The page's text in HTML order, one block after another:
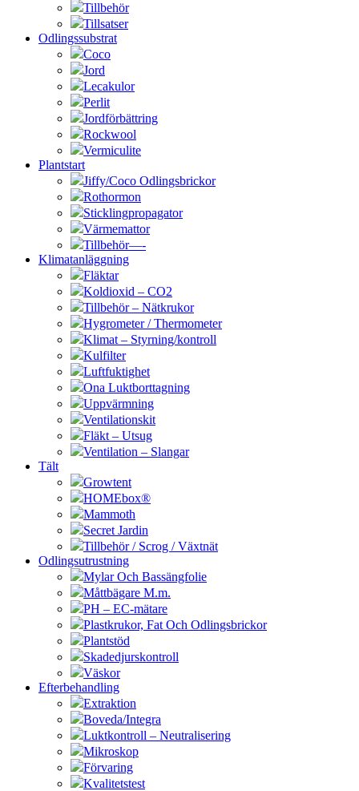
Tillbehör
Tillsatser
Odlingssubstrat
Coco
Jord
Lecakulor
Perlit
Jordförbättring
Rockwool
Vermiculite
Plantstart
Jiffy/Coco Odlingsbrickor
Rothormon
Sticklingpropagator
Värmemattor
Tillbehör—-
Klimatanläggning
Fläktar
Koldioxid – CO2
Tillbehör – Nätkrukor
Hygrometer / Thermometer
Klimat – Styrning/kontroll
Kulfilter
Luftfuktighet
Ona Luktborttagning
Uppvärmning
Ventilationskit
Fläkt – Utsug
Ventilation – Slangar
Tält
Growtent
HOMEbox®
Mammoth
Secret Jardin
Tillbehör / Scrog / Växtnät
Odlingsutrustning
Mylar Och Bassängfolie
Måttbägare M.m.
PH – EC-mätare
Plastkrukor, Fat Och Odlingsbrickor
Plantstöd
Skadedjurskontroll
Väskor
Efterbehandling
Extraktion
Boveda/Integra
Luktkontroll – Neutralisering
Mikroskop
Förvaring
Kvalitetstest